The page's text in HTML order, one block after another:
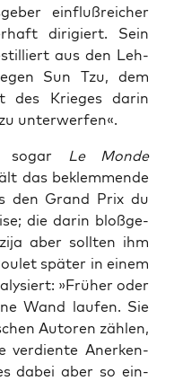
ein­fluß­rei­cher
diri­giert. Sein
aus den Leh­
Sun Tzu, dem
des Krie­ges dar­in
unterwerfen«.
sogar Le Mon­de
das beklem­men­de
den Grand Prix du
die dar­in bloß­ge­
aber soll­ten ihm
spä­ter in einem
»Frü­her oder
Wand lau­fen. Sie
Autoren zäh­len,
ver­dien­te Aner­ken­
dabei aber so ein­